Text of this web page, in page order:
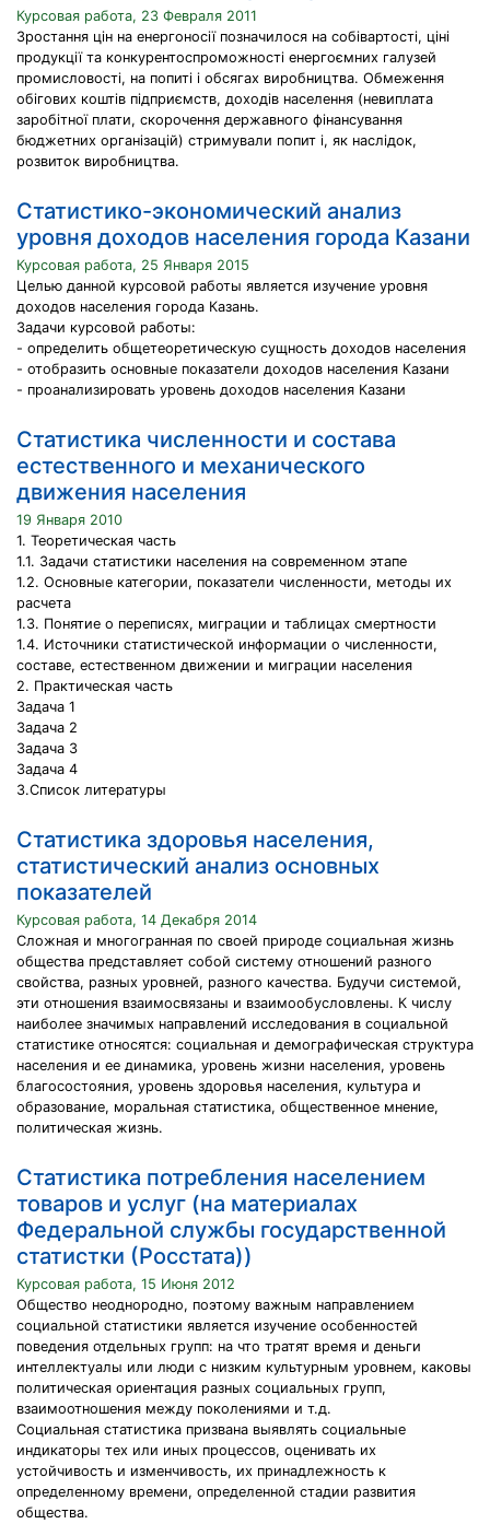
Курсовая работа, 23 Февраля 2011
Зростання цін на енергоносії позначилося на собівартості, ціні
продукції та конкурентоспроможності енергоємних галузей
промисловості, на попиті і обсягах виробництва. Обмеження
обігових коштів підприємств, доходів населення (невиплата
заробітної плати, скорочення державного фінансування
бюджетних організацій) стримували попит і, як наслідок,
розвиток виробництва.
Статистико-экономический анализ
уровня доходов населения города Казани
Курсовая работа, 25 Января 2015
Целью данной курсовой работы является изучение уровня
доходов населения города Казань.
Задачи курсовой работы:
- определить общетеоретическую сущность доходов населения
- отобразить основные показатели доходов населения Казани
- проанализировать уровень доходов населения Казани
Статистика численности и состава
естественного и механического
движения населения
19 Января 2010
1. Теоретическая часть
1.1. Задачи статистики населения на современном этапе
1.2. Основные категории, показатели численности, методы их
расчета
1.3. Понятие о переписях, миграции и таблицах смертности
1.4. Источники статистической информации о численности,
составе, естественном движении и миграции населения
2. Практическая часть
Задача 1
Задача 2
Задача 3
Задача 4
3.Список литературы
Статистика здоровья населения,
статистический анализ основных
показателей
Курсовая работа, 14 Декабря 2014
Сложная и многогранная по своей природе социальная жизнь
общества представляет собой систему отношений разного
свойства, разных уровней, разного качества. Будучи системой,
эти отношения взаимосвязаны и взаимообусловлены. К числу
наиболее значимых направлений исследования в социальной
статистике относятся: социальная и демографическая структура
населения и ее динамика, уровень жизни населения, уровень
благосостояния, уровень здоровья населения, культура и
образование, моральная статистика, общественное мнение,
политическая жизнь.
Статистика потребления населением
товаров и услуг (на материалах
Федеральной службы государственной
статистки (Росстата))
Курсовая работа, 15 Июня 2012
Общество неоднородно, поэтому важным направлением
социальной статистики является изучение особенностей
поведения отдельных групп: на что тратят время и деньги
интеллектуалы или люди с низким культурным уровнем, каковы
политическая ориентация разных социальных групп,
взаимоотношения между поколениями и т.д.
Социальная статистика призвана выявлять социальные
индикаторы тех или иных процессов, оценивать их
устойчивость и изменчивость, их принадлежность к
определенному времени, определенной стадии развития
общества.